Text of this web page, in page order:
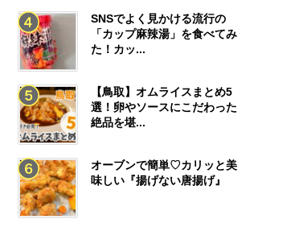
SNSでよく見かける流行の
「カップ麻辣湯」を食べてみ
た！カッ...
【鳥取】オムライスまとめ5
選！卵やソースにこだわった
絶品を堪...
オーブンで簡単♡カリッと美
味しい『揚げない唐揚げ』